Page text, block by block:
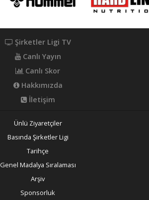
Şirketler Ligi TV
Canlı Yayın
Canlı Skor
Hakkımızda
İletişim
Ünlü Ziyaretçiler
Basında Şirketler Ligi
Tarihçe
Genel Madalya Sıralaması
Arşiv
Sponsorluk